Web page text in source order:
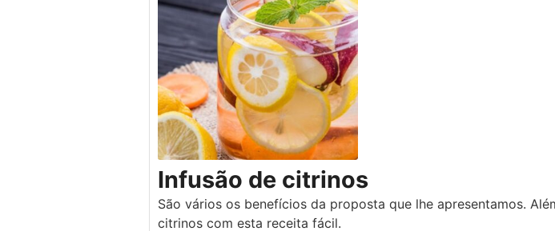
Infusão de citrinos
São vários os benefícios da proposta que lhe apresentamos.
citrinos com esta receita fácil.